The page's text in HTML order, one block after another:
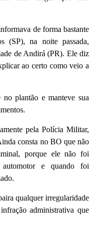
de forma bastante
(SP), na noite passada,
de Andirá (PR). Ele diz
ao certo como veio a
plantão e manteve sua
pela Polícia Militar,
consta no BO que não
porque ele não foi
automotor e quando foi
qualquer irregularidade
administrativa que